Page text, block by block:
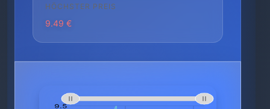
HÖCHSTER PREIS
9.49 €